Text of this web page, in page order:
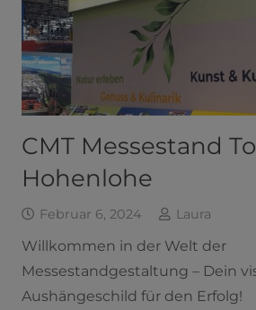
CMT Messestand
Hohenlohe
Februar 6, 2024 Laura
Willkommen in der Welt der
Messestandgestaltung – Dein
Aushängeschild für den Erfolg!